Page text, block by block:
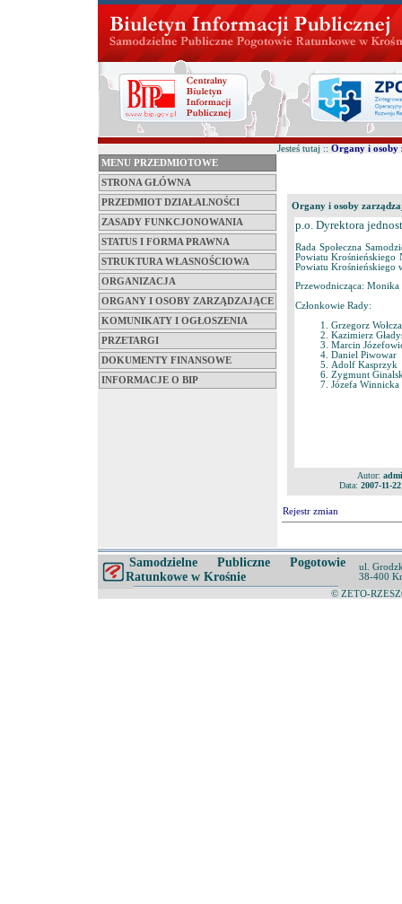
MENU PRZEDMIOTOWE
STRONA GŁÓWNA
PRZEDMIOT DZIAŁALNOŚCI
ZASADY FUNKCJONOWANIA
STATUS I FORMA PRAWNA
STRUKTURA WŁASNOŚCIOWA
ORGANIZACJA
ORGANY I OSOBY ZARZĄDZAJĄCE
KOMUNIKATY I OGŁOSZENIA
PRZETARGI
DOKUMENTY FINANSOWE
INFORMACJE O BIP
Jesteś tutaj :: Organy i osoby
Organy i osoby
p.o. Dyrektora
Rada Społeczna
Powiatu
Powiatu Krośnieńskiego
Przewodnicząca: Monika
Członkowie Rady:
Grzegorz
Kazimierz
Marcin
Daniel Piwowar
Adolf Kasprzyk
Zygmunt
Józefa Winnicka
Autor:
Data: 2007-11-
Rejestr zmian
Samodzielne Publiczne Pogotowie
Ratunkowe w Krośnie
ul.
38-400
© ZETO-